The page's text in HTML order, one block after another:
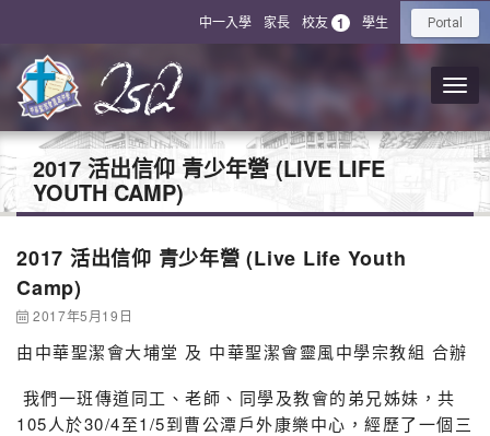
中一入學 家長 校友 1 學生 Portal
2017 活出信仰 青少年營 (LIVE LIFE
YOUTH CAMP)
2017 活出信仰 青少年營 (Live Life Youth
Camp)
2017年5月19日
由中華聖潔會大埔堂 及 中華聖潔會靈風中學宗教組 合辦
我們一班傳道同工、老師、同學及教會的弟兄姊妹，共
105人於30/4至1/5到曹公潭戶外康樂中心，經歷了一個三